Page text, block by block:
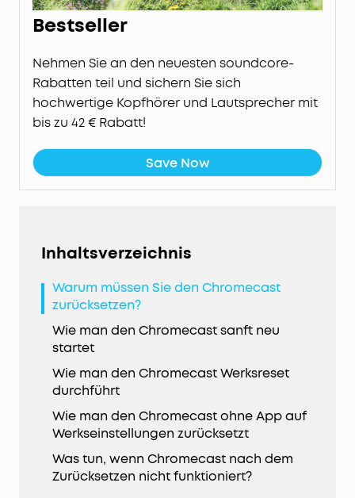
Bestseller
Nehmen Sie an den neuesten soundcore-
Rabatten teil und sichern Sie sich
hochwertige Kopfhörer und Lautsprecher mit
bis zu 42 € Rabatt!
Save Now
Inhaltsverzeichnis
Warum müssen Sie den Chromecast
zurücksetzen?
Wie man den Chromecast sanft neu
startet
Wie man den Chromecast Werksreset
durchführt
Wie man den Chromecast ohne App auf
Werkseinstellungen zurücksetzt
Was tun, wenn Chromecast nach dem
Zurücksetzen nicht funktioniert?